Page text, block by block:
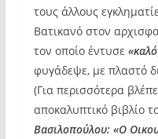
τους άλλους
Βατικανό στον
τον οποίο έντυσε
φυγάδεψε, με πλαστό
(Για περισσότερα
αποκαλυπτικό βιβλίο
Βασιλοπούλου: «Ο